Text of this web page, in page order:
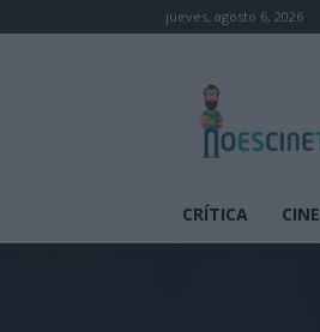
jueves, agosto 6, 2026
CRÍTICA CINE